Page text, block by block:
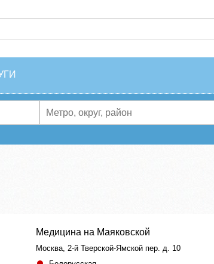
Медицина на Маяковской
Москва, 2-й Тверской-Ямской пер. д. 10